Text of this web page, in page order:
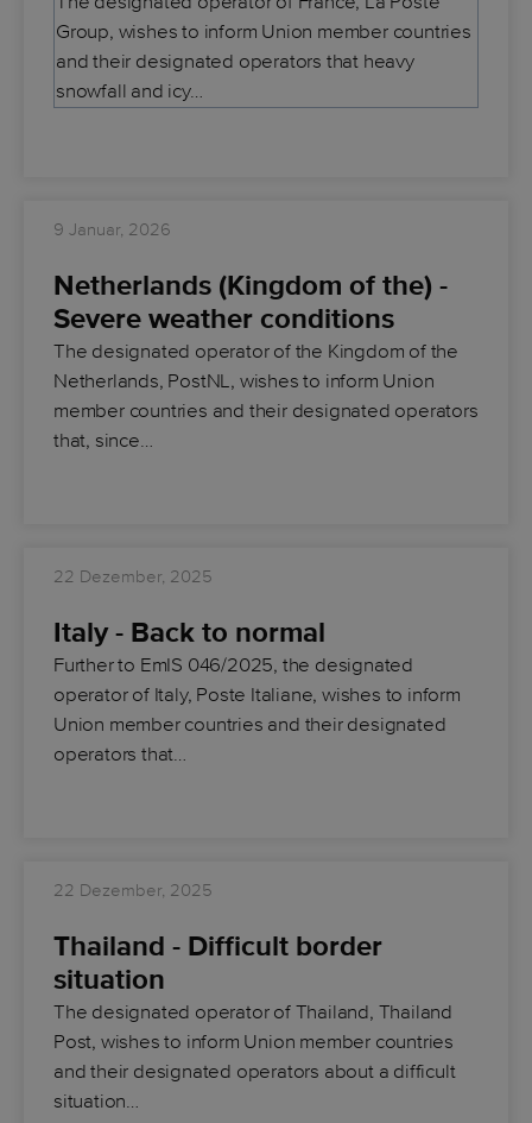
Group, wishes to inform Union member countries
and their designated operators that heavy
snowfall and icy…
9 Januar, 2026
Netherlands (Kingdom of the) -
Severe weather conditions
The designated operator of the Kingdom of the
Netherlands, PostNL, wishes to inform Union
member countries and their designated operators
that, since…
22 Dezember, 2025
Italy - Back to normal
Further to EmIS 046/2025, the designated
operator of Italy, Poste Italiane, wishes to inform
Union member countries and their designated
operators that…
22 Dezember, 2025
Thailand - Difficult border
situation
The designated operator of Thailand, Thailand
Post, wishes to inform Union member countries
and their designated operators about a difficult
situation…